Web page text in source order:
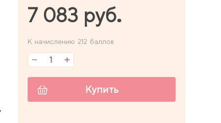
7 083 руб.
К начислению 212 баллов
Купить